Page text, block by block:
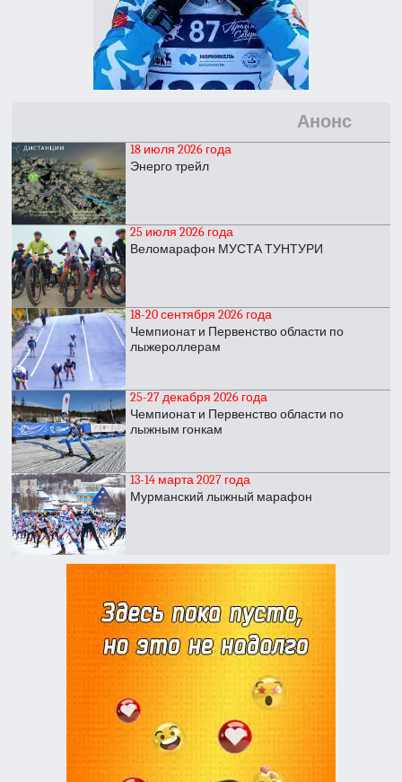
Анонс
18 июля 2026 года
Энерго трейл
25 июля 2026 года
Веломарафон МУСТА ТУНТУРИ
18-20 сентября 2026 года
Чемпионат и Первенство области по
лыжероллерам
25-27 декабря 2026 года
Чемпионат и Первенство области по
лыжным гонкам
13-14 марта 2027 года
Мурманский лыжный марафон